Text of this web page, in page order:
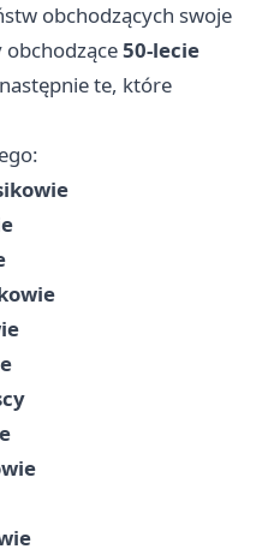
obchodzących swoje
50-lecie
te, które